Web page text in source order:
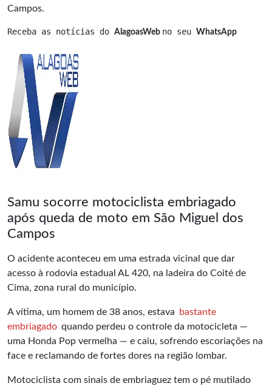
Campos.
Receba as notícias do AlagoasWeb no seu WhatsApp
Samu socorre motociclista embriagado
após queda de moto em São Miguel dos
Campos
O acidente aconteceu em uma estrada vicinal que dar
acesso à rodovia estadual AL 420, na ladeira do Coité de
Cima, zona rural do município.
A vítima, um homem de 38 anos, estava
bastante
embriagado quando perdeu o controle da motocicleta —
uma Honda Pop vermelha — e caiu, sofrendo escoriações na
face e reclamando de fortes dores na região lombar.
Motociclista com sinais de embriaguez tem o pé mutilado